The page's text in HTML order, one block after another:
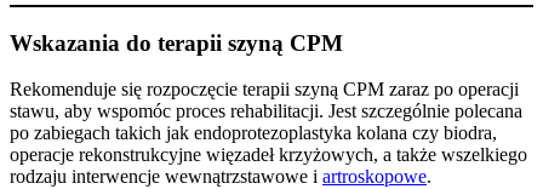
Wskazania do terapii szyną CPM
Rekomenduje się rozpoczęcie terapii szyną CPM zaraz po operacji
stawu, aby wspomóc proces rehabilitacji. Jest szczególnie polecana
po zabiegach takich jak endoprotezoplastyka kolana czy biodra,
operacje rekonstrukcyjne więzadeł krzyżowych, a także wszelkiego
rodzaju interwencje wewnątrzstawowe i artroskopowe.